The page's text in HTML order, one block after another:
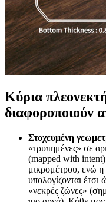
Κύρια
διαφοροποιούν
Στοχευμένη
«τρυπημένες» σε
(mapped with
μικρομέτρου, ενώ η
υπολογίζονται έτσι
«νεκρές ζώνες»